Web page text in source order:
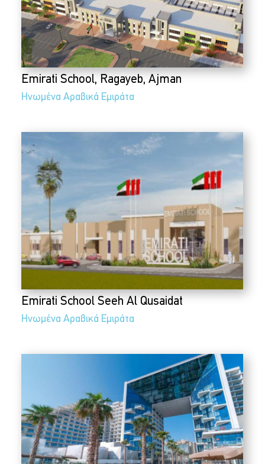
Emirati School, Ragayeb, Ajman
Ηνωμένα Αραβικά Εμιράτα
Emirati School Seeh Al Qusaidat
Ηνωμένα Αραβικά Εμιράτα